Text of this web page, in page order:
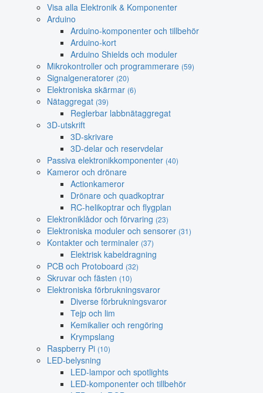
Visa alla Elektronik & Komponenter
Arduino
Arduino-komponenter och tillbehör
Arduino-kort
Arduino Shields och moduler
Mikrokontroller och programmerare (59)
Signalgeneratorer (20)
Elektroniska skärmar (6)
Nätaggregat (39)
Reglerbar labbnätaggregat
3D-utskrift
3D-skrivare
3D-delar och reservdelar
Passiva elektronikkomponenter (40)
Kameror och drönare
Actionkameror
Drönare och quadkoptrar
RC-helikoptrar och flygplan
Elektroniklådor och förvaring (23)
Elektroniska moduler och sensorer (31)
Kontakter och terminaler (37)
Elektrisk kabeldragning
PCB och Protoboard (32)
Skruvar och fästen (10)
Elektroniska förbrukningsvaror
Diverse förbrukningsvaror
Tejp och lim
Kemikalier och rengöring
Krympslang
Raspberry Pi (10)
LED-belysning
LED-lampor och spotlights
LED-komponenter och tillbehör